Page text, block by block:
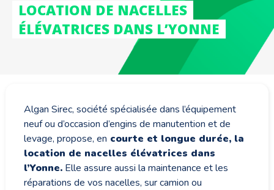
LOCATION DE NACELLES
ÉLÉVATRICES DANS L’YONNE
Algan Sirec, société spécialisée dans l’équipement
neuf ou d’occasion d’engins de manutention et de
levage, propose, en courte et longue durée, la
location de nacelles élévatrices dans
l’Yonne.Elle assure aussi la maintenance et les
réparations de vos nacelles, sur camion ou